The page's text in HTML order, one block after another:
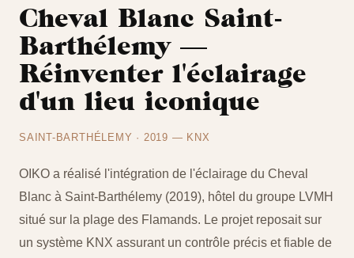
Cheval Blanc Saint-
Barthélemy —
Réinventer l'éclairage
d'un lieu iconique
SAINT-BARTHÉLEMY · 2019 — KNX
OIKO a réalisé l'intégration de l'éclairage du Cheval
Blanc à Saint-Barthélemy (2019), hôtel du groupe LVMH
situé sur la plage des Flamands. Le projet reposait sur
un système KNX assurant un contrôle précis et fiable de